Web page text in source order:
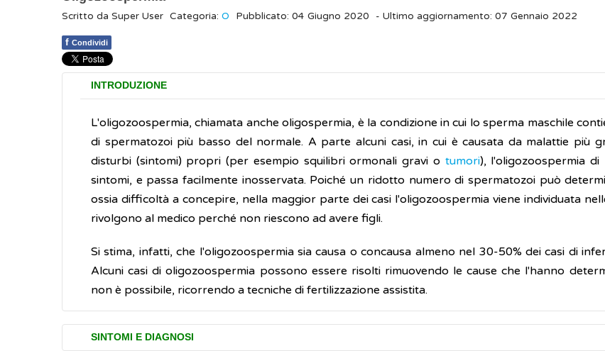
Scritto da Super User Categoria: O Pubblicato: 04 Giugno 2020 - Ultimo aggiornamento: 07 Gennaio 2022
f Condividi
INTRODUZIONE
L'oligozoospermia, chiamata anche oligospermia, è la condizione in cui lo sperma maschile
di spermatozoi più basso del normale. A parte alcuni casi, in cui è causata da malattie più
disturbi (sintomi) propri (per esempio squilibri ormonali gravi o tumori), l'oligozoospermia
sintomi, e passa facilmente inosservata. Poiché un ridotto numero di spermatozoi può
ossia difficoltà a concepire, nella maggior parte dei casi l'oligozoospermia viene individuata
rivolgono al medico perché non riescono ad avere figli.
Si stima, infatti, che l'oligozoospermia sia causa o concausa almeno nel 30-50% dei casi di
Alcuni casi di oligozoospermia possono essere risolti rimuovendo le cause che l'hanno
non è possibile, ricorrendo a tecniche di fertilizzazione assistita.
SINTOMI E DIAGNOSI